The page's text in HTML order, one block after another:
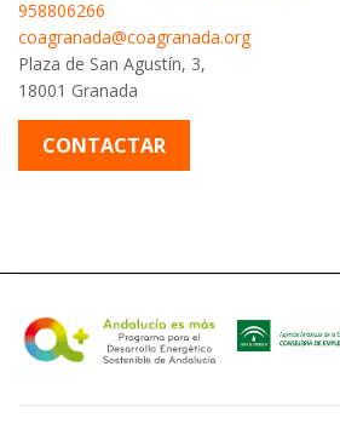
958806266
coagranada@coagranada.org
Plaza de San Agustín, 3,
18001 Granada
CONTACTAR